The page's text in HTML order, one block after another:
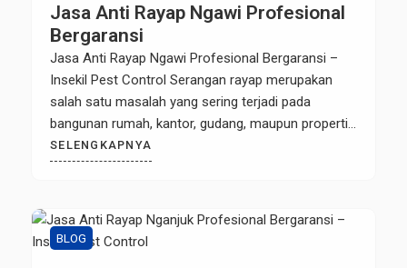
Jasa Anti Rayap Ngawi Profesional
Bergaransi
Jasa Anti Rayap Ngawi Profesional Bergaransi –
Insekil Pest Control Serangan rayap merupakan
salah satu masalah yang sering terjadi pada
bangunan rumah, kantor, gudang, maupun properti
komersial. Hama ini dikenal sangat merusak karena
dapat menghancurkan struktur kayu dan material
menggunakan Jasa Anti Rayap Ngawi yang
profesional sangat penting untuk […]
SELENGKAPNYA
BLOG